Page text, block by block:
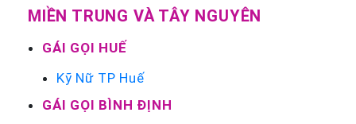
MIỀN TRUNG VÀ TÂY NGUYÊN
GÁI GỌI HUẾ
Kỹ Nữ TP Huế
GÁI GỌI BÌNH ĐỊNH